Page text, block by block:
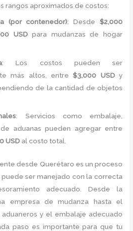
rangos aproximados de costos:
(por contenedor): Desde $2,000
USDpara mudanzas de hogar
: Los costos pueden ser
más altos, entre$3,000 USDy
de la cantidad de objetos
: Servicios como embalaje,
aduanas pueden agregar entre
USD al costo total.
desde Querétaro es un proceso
ser manejado con la correcta
adecuado. Desde la
empresa de mudanza hasta el
y el embalaje adecuado
paso es importante para que tu